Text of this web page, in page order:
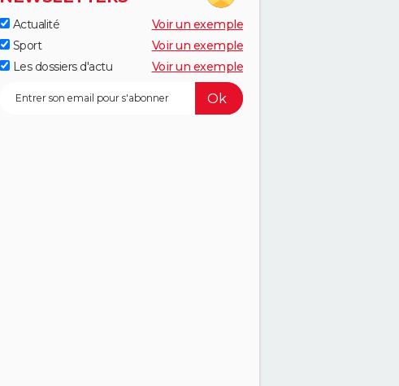
Actualité
Voir un exemple
Sport
Voir un exemple
Les dossiers d'actu
Voir un exemple